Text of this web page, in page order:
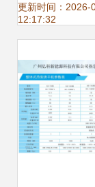
源，助力您
更新时间：2026-
12:17:32